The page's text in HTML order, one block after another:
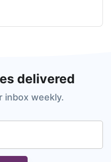
delivered
inbox weekly.